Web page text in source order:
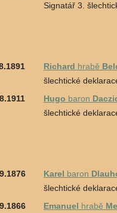
Signatář 3.
Richard hrabě
šlechtické
Hugo baron
šlechtické
Karel baron
šlechtické
Emanuel hrabě